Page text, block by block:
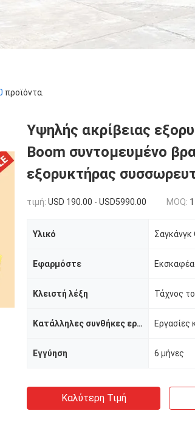
προϊόντα.
Υψηλής ακρίβειας
Boom συντομευμένο
εξορυκτήρας
τιμή: USD 190.00 - USD5990.00 MOQ:
Υλικό Σαγκάνγκ
Εφαρμόστε
Κλειστή λέξη
Κατάλληλες συνθήκες εργασίας
Εγγύηση 6 μήνες
Καλύτερη Τιμή